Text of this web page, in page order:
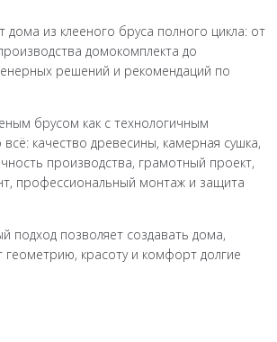
дома из клееного бруса полного цикла: от
домокомплекта до
решений и рекомендаций по
брусом как с технологичным
качество древесины, камерная сушка,
производства, грамотный проект,
профессиональный монтаж и защита
подход позволяет создавать дома,
красоту и комфорт долгие